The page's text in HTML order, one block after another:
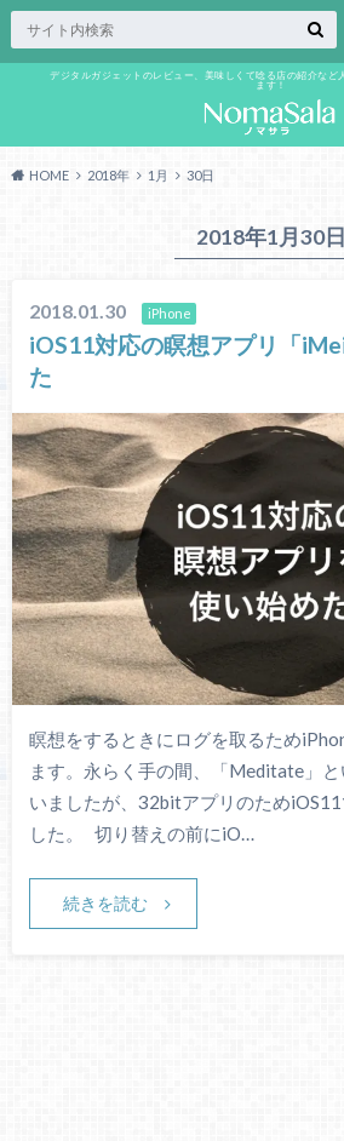
デジタルガジェットのレビュー、美味しくて唸る店の紹介など
ます！
HOME 2018年 1月 30日
2018年1月30日
2018.01.30 iPhone
iOS11対応の瞑想アプリ「
た
瞑想をするときにログを取るため
ます。永らく手の間、「Meditate」
いましたが、32bitアプリのため
した。 切り替えの前にiO…
続きを読む